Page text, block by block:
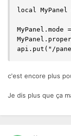
local
MyPanel.mode
api.put("/
c'est encore plus
Je dis plus que ça